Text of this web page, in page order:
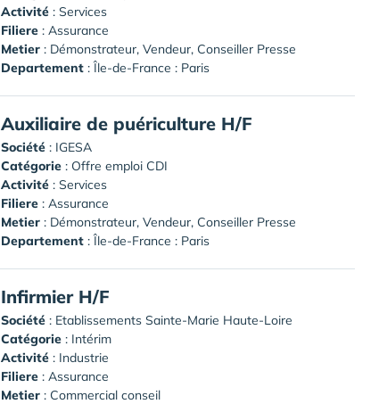
Activité : Services
Filiere : Assurance
Metier : Démonstrateur, Vendeur, Conseiller Presse
Departement : Île-de-France : Paris
Auxiliaire de puériculture H/F
Société : IGESA
Catégorie : Offre emploi CDI
Activité : Services
Filiere : Assurance
Metier : Démonstrateur, Vendeur, Conseiller Presse
Departement : Île-de-France : Paris
Infirmier H/F
Société : Etablissements Sainte-Marie Haute-Loire
Catégorie : Intérim
Activité : Industrie
Filiere : Assurance
Metier : Commercial conseil